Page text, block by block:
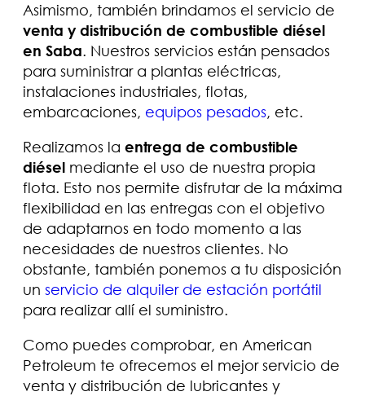
Asimismo, también brindamos el servicio de
venta y distribución de combustible diésel
en Saba. Nuestros servicios están pensados
para suministrar a plantas eléctricas,
instalaciones industriales, flotas,
embarcaciones, equipos pesados, etc.
Realizamos la entrega de combustible
diésel mediante el uso de nuestra propia
flota. Esto nos permite disfrutar de la máxima
flexibilidad en las entregas con el objetivo
de adaptarnos en todo momento a las
necesidades de nuestros clientes. No
obstante, también ponemos a tu disposición
un servicio de alquiler de estación portátil
para realizar allí el suministro.
Como puedes comprobar, en American
Petroleum te ofrecemos el mejor servicio de
venta y distribución de lubricantes y